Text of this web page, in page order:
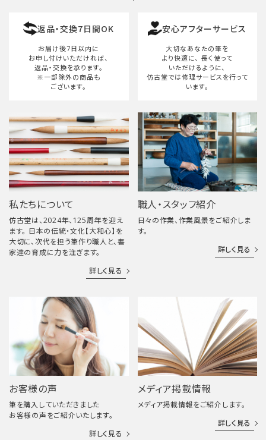
返品・交換7日間OK
お届け後7日以内に
お申し付けいただければ、
返品・交換を承ります。
※一部除外の商品も
ございます。
安心アフターサービス
大切なあなたの筆を
より快適に、 長く使って
いただけるように、
仿古堂では修理サービスを行って
います。
私たちについて
仿古堂は、2024年、125周年を迎え
ます。 日本の伝統・文化【大和心】を
大切に、次代を担う筆作り職人と、書
家達の育成に力を注ぎます。
詳しく見る
職人・スタッフ紹介
日々の作業、作業風景をご紹介しま
す。
詳しく見る
お客様の声
筆を購入していただきました
お客様の声をご紹介いたします。
詳しく見る
メディア掲載情報
メディア掲載情報をご紹介します。
詳しく見る